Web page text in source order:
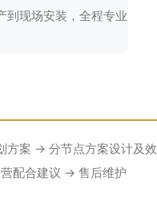
到现场安装，全程专业
方案 → 分节点方案设计
配合建议 → 售后维护